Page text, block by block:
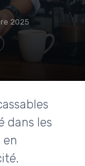
2025
dans les
les emails